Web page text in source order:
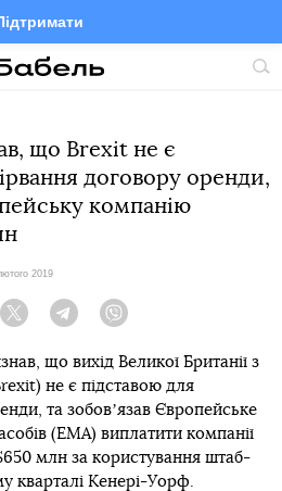
TelegramTwitter
що Brexit не є
договору оренди,
компанію
2019
Twitter Telegram
що вихід Великої Британії з
не є підставою для
та зобовʼязав Європейське
(EMA) виплатити компанії
млн за користування штаб-
кварталі Кенері-Уорф.